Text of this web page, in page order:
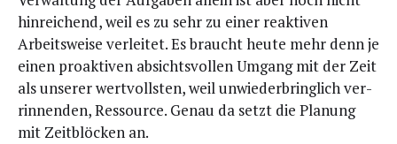
hin­rei­chend, weil es zu sehr zu einer reak­ti­ven
Arbeits­wei­se ver­lei­tet. Es braucht heu­te mehr denn je
einen pro­ak­ti­ven absichts­vol­len Umgang mit der Zeit
als unse­rer wert­volls­ten, weil unwie­der­bring­lich ver­
rin­nen­den, Res­sour­ce. Genau da setzt die Pla­nung
mit Zeit­blö­cken an.